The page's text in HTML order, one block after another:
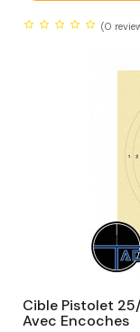
(0
Cible Pistolet
Avec Encoches